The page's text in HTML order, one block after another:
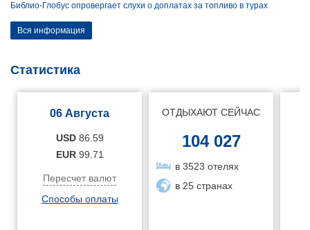
Библио-Глобус опровергает слухи о доплатах за топливо в турах
Вся информация
Статистика
06 Августа
USD 86.59
EUR 99.71
Пересчет валют
Способы оплаты
ОТДЫХАЮТ СЕЙЧАС
104 027
в 3523 отелях
в 25 странах